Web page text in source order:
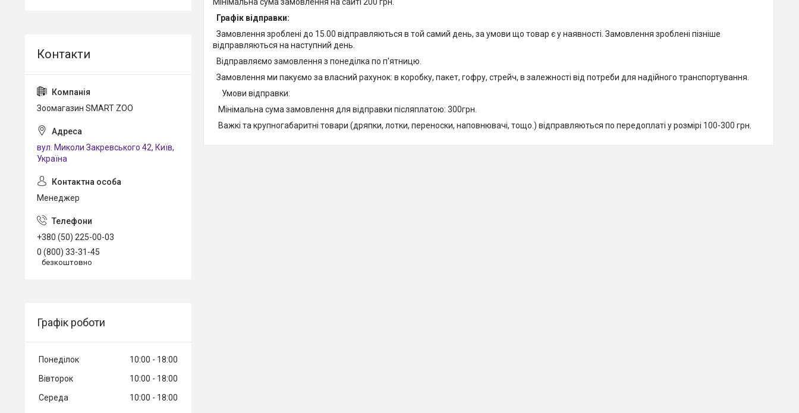
Графік відправки:
Замовлення зроблені до 15.00 відправляються в той самий день, за умови що товар є у наявності. Замовлення зроблені пізніше
відправляються на наступний день.
Відправляємо замовлення з понеділка по п'ятницю.
Замовлення ми пакуємо за власний рахунок: в коробку, пакет, гофру, стрейч, в залежності від потреби для надійного транспортування.
Умови відправки:
Мінімальна сума замовлення для відправки післяплатою: 300грн.
Важкі та крупногабаритні товари (дряпки, лотки, переноски, наповнювачі, тощо.) відправляються по передоплаті у розмірі 100-300 грн.
Зоомагазин SMART ZOO
вул. Миколи Закревського 42, Київ,
Україна
Менеджер
+380 (50) 225-00-03
0 (800) 33-31-45
безкоштовно
Графік роботи
Понеділок 10:00
18:00
Вівторок
10:00
18:00
Середа
10:00
18:00